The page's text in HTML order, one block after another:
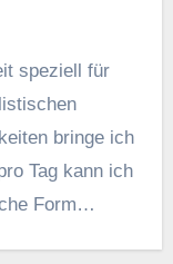
speziell f‬ür
bringe i‬ch
T‬ag k‬ann i‬ch
Form…